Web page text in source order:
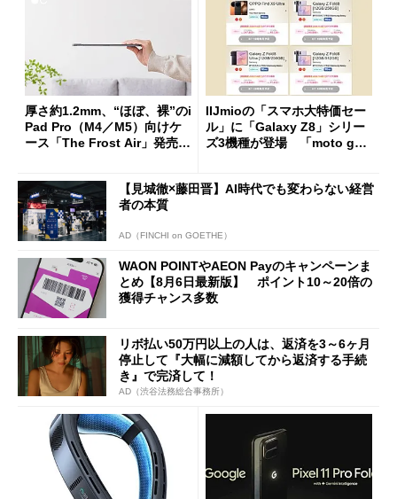
厚さ約1.2mm、“ほぼ、裸”のi
Pad Pro（M4／M5）向けケ
ース「The Frost Air」発売
IIJmioの「スマホ大特価セー
ル」に「Galaxy Z8」シリー
ズ3機種が登場 「moto g37
【見城徹×藤田晋】AI時代でも変わらない経営
者の本質
AD（FINCHI on GOETHE）
WAON POINTやAEON Payのキャンペーンま
とめ【8月6日最新版】 ポイント10～20倍の
獲得チャンス多数
リボ払い50万円以上の人は、返済を3～6ヶ月
停止して『大幅に減額してから返済する手続
き』で完済して！
AD（渋谷法務総合事務所）